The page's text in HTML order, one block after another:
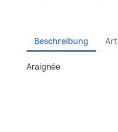
Beschreibung
Araignée